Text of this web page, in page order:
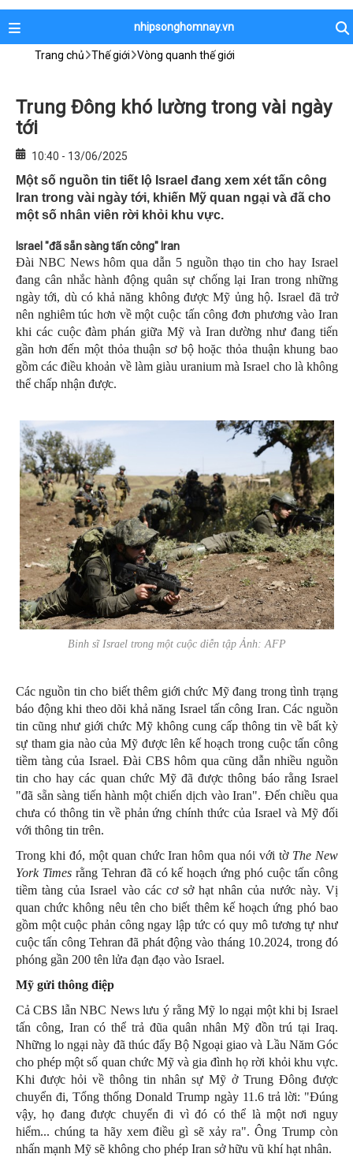
nhipsonghomnay.vn
Trang chủ Thế giới Vòng quanh thế giới
Trung Đông khó lường trong vài ngày
tới
10:40 - 13/06/2025
Một số nguồn tin tiết lộ Israel đang xem xét tấn công
Iran trong vài ngày tới, khiến Mỹ quan ngại và đã cho
một số nhân viên rời khỏi khu vực.
Israel "đã sẵn sàng tấn công" Iran
Đài NBC News hôm qua dẫn 5 nguồn thạo tin cho hay Israel
đang cân nhắc hành động quân sự chống lại Iran trong những
ngày tới, dù có khả năng không được Mỹ ủng hộ. Israel đã trở
nên nghiêm túc hơn về một cuộc tấn công đơn phương vào Iran
khi các cuộc đàm phán giữa Mỹ và Iran dường như đang tiến
gần hơn đến một thỏa thuận sơ bộ hoặc thỏa thuận khung bao
gồm các điều khoản về làm giàu uranium mà Israel cho là không
thể chấp nhận được.
Binh sĩ Israel trong một cuộc diễn tập Ảnh: AFP
Các nguồn tin cho biết thêm giới chức Mỹ đang trong tình trạng
báo động khi theo dõi khả năng Israel tấn công Iran. Các nguồn
tin cũng như giới chức Mỹ không cung cấp thông tin về bất kỳ
sự tham gia nào của Mỹ được lên kế hoạch trong cuộc tấn công
tiềm tàng của Israel. Đài CBS hôm qua cũng dẫn nhiều nguồn
tin cho hay các quan chức Mỹ đã được thông báo rằng Israel
"đã sẵn sàng tiến hành một chiến dịch vào Iran". Đến chiều qua
chưa có thông tin về phản ứng chính thức của Israel và Mỹ đối
với thông tin trên.
Trong khi đó, một quan chức Iran hôm qua nói với tờ The New
York Timesrằng Tehran đã có kế hoạch ứng phó cuộc tấn công
tiềm tàng của Israel vào các cơ sở hạt nhân của nước này. Vị
quan chức không nêu tên cho biết thêm kế hoạch ứng phó bao
gồm một cuộc phản công ngay lập tức có quy mô tương tự như
cuộc tấn công Tehran đã phát động vào tháng 10.2024, trong đó
phóng gần 200 tên lửa đạn đạo vào Israel.
Mỹ gửi thông điệp
Cả CBS lẫn NBC News lưu ý rằng Mỹ lo ngại một khi bị Israel
tấn công, Iran có thể trả đũa quân nhân Mỹ đồn trú tại Iraq.
Những lo ngại này đã thúc đẩy Bộ Ngoại giao và Lầu Năm Góc
cho phép một số quan chức Mỹ và gia đình họ rời khỏi khu vực.
Khi được hỏi về thông tin nhân sự Mỹ ở Trung Đông được
chuyển đi, Tổng thống Donald Trump ngày 11.6 trả lời: "Đúng
vậy, họ đang được chuyển đi vì đó có thể là một nơi nguy
hiểm... chúng ta hãy xem điều gì sẽ xảy ra". Ông Trump còn
nhấn mạnh Mỹ sẽ không cho phép Iran sở hữu vũ khí hạt nhân.